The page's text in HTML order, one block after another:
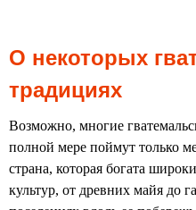
О некоторых
традициях
Возможно, многие
полной мере поймут только
страна, которая богата
культур, от древних майя до